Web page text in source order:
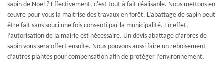
sapin de Noël ? Effectivement, c'est tout à fait réalisable. Nous mettons en
œuvre pour vous la maitrise des travaux en forêt. L’abattage de sapin peut
être fait sans souci une fois consenti par la municipalité. En effet,
l’autorisation de la mairie est nécessaire. Un devis abattage d’arbres de
sapin vous sera offert ensuite. Nous pouvons aussi faire un reboisement
d’autres plantes pour compensation afin de protéger l’environnement.